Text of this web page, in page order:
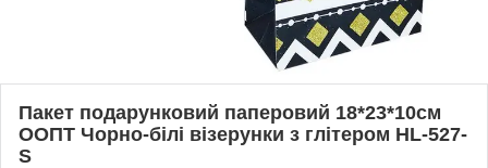
Пакет подарунковий паперовий 18*23*10см
ООПТ Чорно-білі візерунки з глітером HL-527-
S